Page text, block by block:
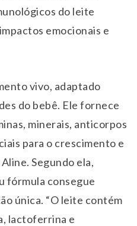
do leite
emocionais e
vivo, adaptado
do bebê. Ele fornece
minerais, anticorpos
para o crescimento e
Segundo ela,
fórmula consegue
única. “O leite contém
lactoferrina e